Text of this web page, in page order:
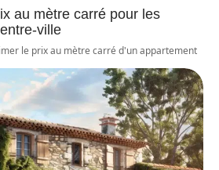
au mètre carré pour les
ville
le prix au mètre carré d'un appartement